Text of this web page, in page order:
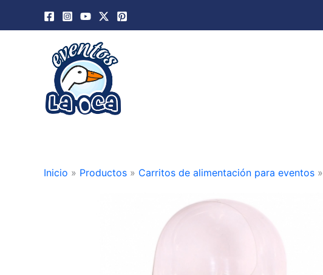
Inicio » Productos » Carritos de alimentación para eventos »